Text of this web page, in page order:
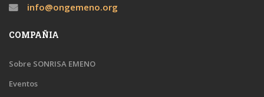
info@ongemeno.org
COMPAÑIA
Sobre SONRISA EMENO
Eventos